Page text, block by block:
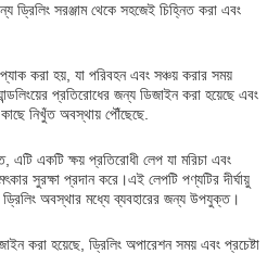
ড্রিলিং সরঞ্জাম থেকে সহজেই চিহ্নিত করা এবং
করা হয়, যা পরিবহন এবং সঞ্চয় করার সময়
প্রতিরোধের জন্য ডিজাইন করা হয়েছে এবং
কাছে নিখুঁত অবস্থায় পৌঁছেছে.
একটি ক্ষয় প্রতিরোধী লেপ যা মরিচা এবং
সুরক্ষা প্রদান করে।এই লেপটি পণ্যটির দীর্ঘায়ু
অবস্থার মধ্যে ব্যবহারের জন্য উপযুক্ত।
করা হয়েছে, ড্রিলিং অপারেশন সময় এবং প্রচেষ্টা